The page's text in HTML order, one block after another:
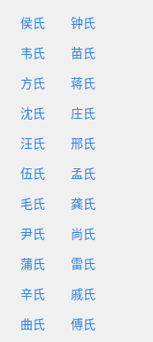
侯氏 钟氏
韦氏 苗氏
方氏 蒋氏
沈氏 庄氏
汪氏 邢氏
伍氏 孟氏
毛氏 龚氏
尹氏 尚氏
蒲氏 雷氏
辛氏 戚氏
曲氏 傅氏